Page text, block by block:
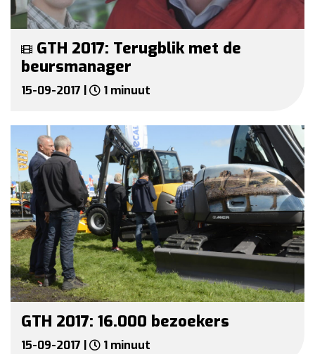
GTH 2017: Terugblik met de
beursmanager
15-09-2017 | 1 minuut
GTH 2017: 16.000 bezoekers
15-09-2017 | 1 minuut